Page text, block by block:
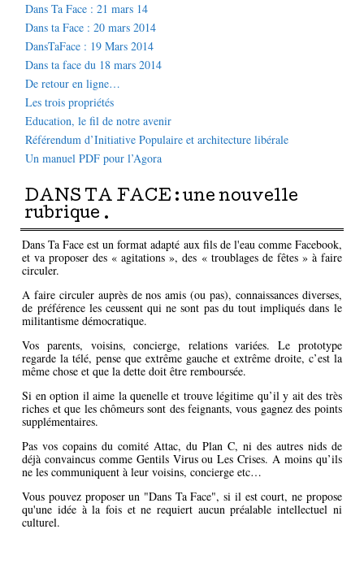
Dans Ta Face : 21 mars 14
Dans ta Face : 20 mars 2014
DansTaFace : 19 Mars 2014
Dans ta face du 18 mars 2014
De retour en ligne…
Les trois propriétés
Education, le fil de notre avenir
Référendum d’Initiative Populaire et architecture libérale
Un manuel PDF pour l’Agora
DANS TA FACE : une nouvelle
rubrique .
Dans Ta Face est un format adapté aux fils de l'eau comme Facebook,
et va proposer des « agitations », des « troublages de fêtes » à faire
circuler.
A faire circuler auprès de nos amis (ou pas), connaissances diverses,
de préférence les ceussent qui ne sont pas du tout impliqués dans le
militantisme démocratique.
Vos parents, voisins, concierge, relations variées. Le prototype
regarde la télé, pense que extrême gauche et extrême droite, c’est la
même chose et que la dette doit être remboursée.
Si en option il aime la quenelle et trouve légitime qu’il y ait des très
riches et que les chômeurs sont des feignants, vous gagnez des points
supplémentaires.
Pas vos copains du comité Attac, du Plan C, ni des autres nids de
déjà convaincus comme Gentils Virus ou Les Crises. A moins qu’ils
ne les communiquent à leur voisins, concierge etc…
Vous pouvez proposer un "Dans Ta Face", si il est court, ne propose
qu'une idée à la fois et ne requiert aucun préalable intellectuel ni
culturel.